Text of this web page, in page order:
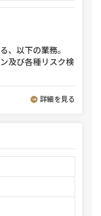
、以下の業務。
及び各種リスク検
詳細を見る